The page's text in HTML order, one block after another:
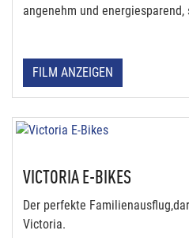
angenehm und energiesparend,
FILM ANZEIGEN
VICTORIA E-BIKES
Der perfekte
Victoria.